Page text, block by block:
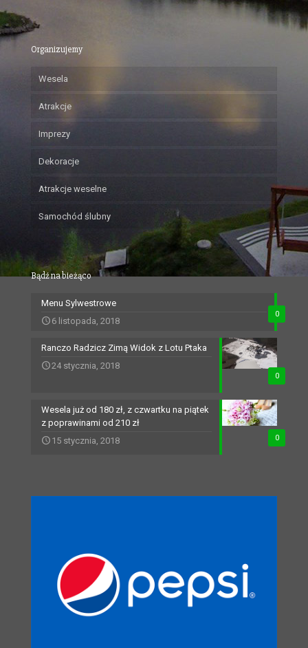
Organizujemy
Wesela
Atrakcje
Imprezy
Dekoracje
Atrakcje weselne
Samochód ślubny
Bądź na bieżąco
0
Menu Sylwestrowe
6 listopada, 2018
0
Ranczo Radzicz Zimą Widok z Lotu Ptaka
24 stycznia, 2018
0
Wesela już od 180 zł, z czwartku na piątek
z poprawinami od 210 zł
15 stycznia, 2018